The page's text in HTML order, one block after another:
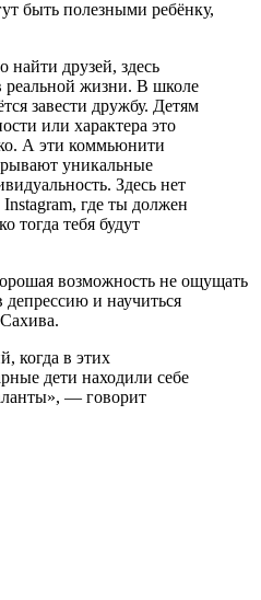
быть полезными ребёнку,
найти друзей, здесь
реальной жизни. В школе
завести дружбу. Детям
или характера это
А эти коммьюнити
уникальные
Здесь нет
где ты должен
тогда тебя будут
возможность не ощущать
депрессию и научиться
когда в этих
дети находили себе
— говорит